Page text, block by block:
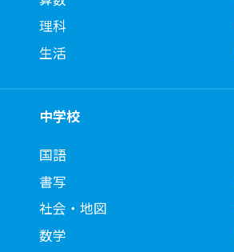
理科
生活
中学校
国語
書写
社会・地図
数学